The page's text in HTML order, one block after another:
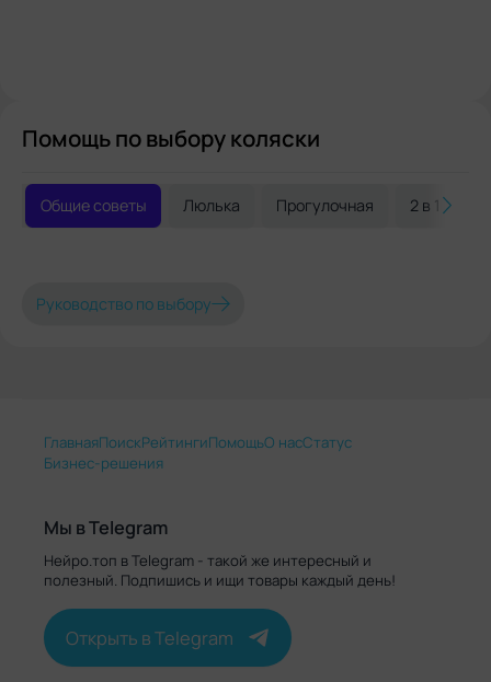
Помощь по выбору коляски
Общие советы Люлька Прогулочная 2 в 1
Руководство по выбору
ГлавнаяПоискРейтингиПомощьО насСтатус
Бизнес-решения
Мы в Telegram
Нейро.топ в Telegram - такой же интересный и
полезный. Подпишись и ищи товары каждый день!
Открыть в Telegram